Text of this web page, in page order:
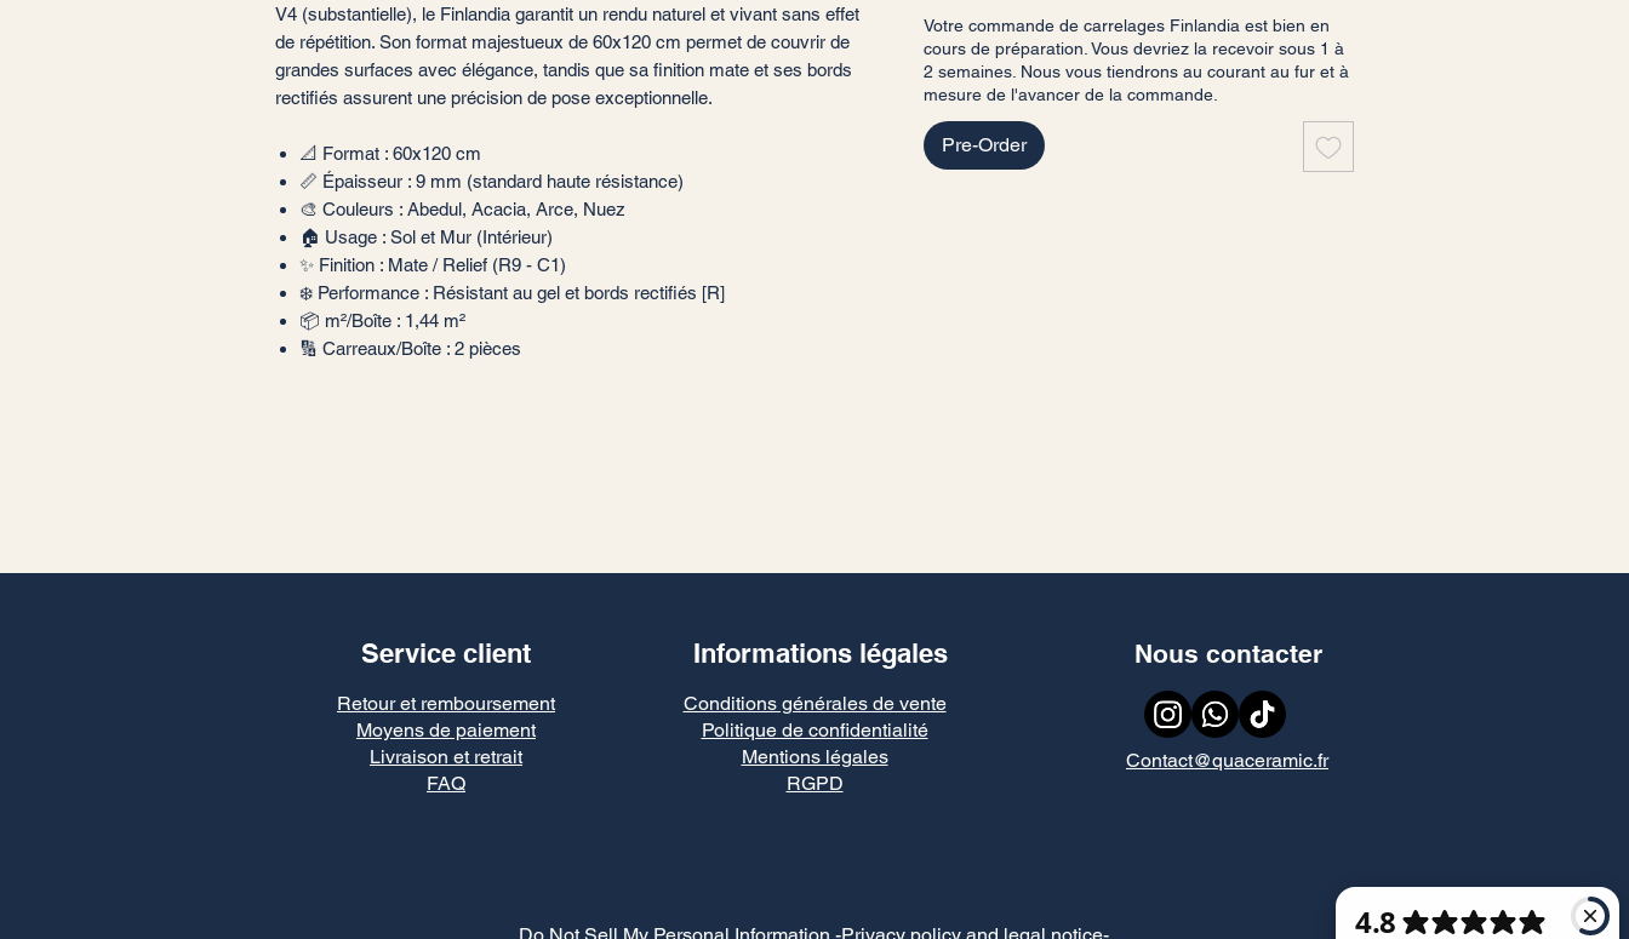
V4 (substantielle), le Finlandia garantit un rendu naturel et vivant sans effet
de répétition. Son format majestueux de 60x120 cm permet de couvrir de
grandes surfaces avec élégance, tandis que sa finition mate et ses bords
rectifiés assurent une précision de pose exceptionnelle.
📐 Format : 60x120 cm
📏 Épaisseur : 9 mm (standard haute résistance)
🎨 Couleurs : Abedul, Acacia, Arce, Nuez
🏠 Usage : Sol et Mur (Intérieur)
✨ Finition : Mate / Relief (R9 - C1)
❄️ Performance : Résistant au gel et bords rectifiés [R]
📦 m²/Boîte : 1,44 m²
🔢 Carreaux/Boîte : 2 pièces
Votre commande de carrelages Finlandia est bien en
cours de préparation. Vous devriez la recevoir sous 1 à
2 semaines. Nous vous tiendrons au courant au fur et à
mesure de l'avancer de la commande.
Pre-Order
Service client Informations légales
Retour et remboursement
Moyens de paiement
Livraison et retrait
FAQ
Conditions générales de vente
Politique de confidentialité
Mentions légales
RGPD
Nous contacter
Contact@quaceramic.fr